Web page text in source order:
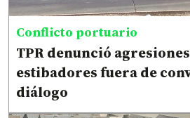
Conflicto portuario
TPR denunció
estibadores fuera de
diálogo